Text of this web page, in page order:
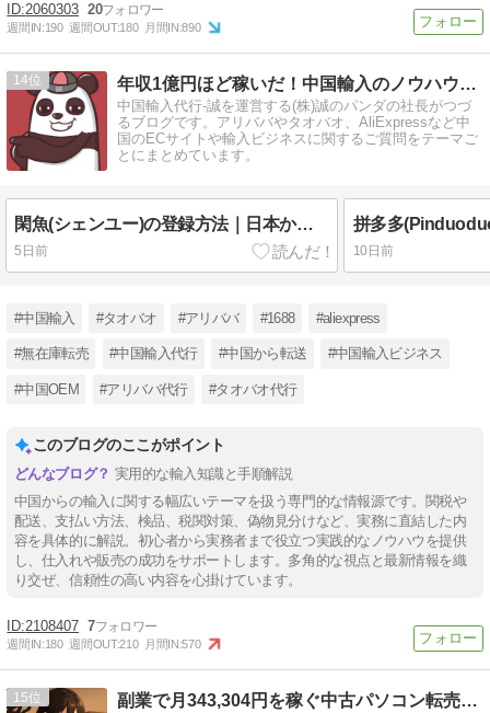
2060303 20
週間IN:190 週間OUT:180 月間IN:890
14 年収1億円ほど稼いだ！中国輸入のノウハウが無料で学べるブログ
中国輸入代行-誠を運営する(株)誠のパンダの社長がつづ
るブログです。アリババやタオバオ、AliExpressなど中
国のECサイトや輸入ビジネスに関するご質問をテーマご
とにまとめています。
閑魚(シェンユー)の登録方法｜日本から作る手順と登録できない時の対処
5日前 10日前
#中国輸入 #タオバオ #アリババ #1688 #aliexpress
#無在庫転売 #中国輸入代行 #中国から転送 #中国輸入ビジネス
#中国OEM #アリババ代行 #タオバオ代行
このブログのここがポイント
実用的な輸入知識と手順解説
中国からの輸入に関する幅広いテーマを扱う専門的な情報源です。関税や
配送、支払い方法、検品、税関対策、偽物見分けなど、実務に直結した内
容を具体的に解説。初心者から実務者まで役立つ実践的なノウハウを提供
し、仕入れや販売の成功をサポートします。多角的な視点と最新情報を織
り交ぜ、信頼性の高い内容を心掛けています。
2108407 7
週間IN:180 週間OUT:210 月間IN:570
15 副業で月343,304円を稼ぐ中古パソコン転売のブログ